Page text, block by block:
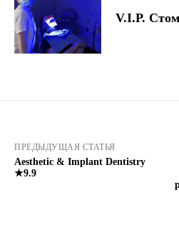
V.I.P.
ПРЕДЫДУЩАЯ СТАТЬЯ
Aesthetic & Implant Dentistry
★9.9